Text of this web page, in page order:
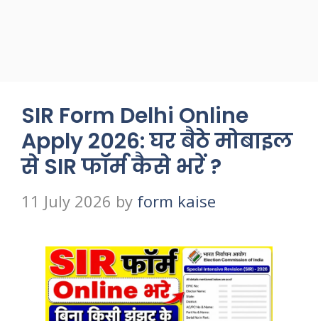
SIR Form Delhi Online
Apply 2026: घर बैठे मोबाइल
से SIR फॉर्म कैसे भरें ?
11 July 2026 by form kaise